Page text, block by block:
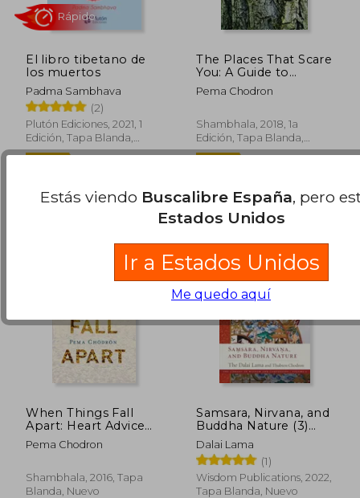
5% 27,00 € 5%
El libro tibetano de
los muertos
Padma Sambhava
(2)
Plutón Ediciones, 2021, 1
Edición, Tapa Blanda,
Nuevo
The Places That Scare
You: A Guide to
Fearlessness in
Difficult Times (en
Pema Chodron
Shambhala, 2018, 1a
Edición, Tapa Blanda,
Nuevo
When Things Fall
Apart: Heart Advice
for Difficult Times (en
Inglés)
Pema Chodron
Shambhala, 2016, Tapa
Blanda, Nuevo
Samsara, Nirvana, and
Buddha Nature (3)
(The Library of
Wisdom and
Compassion) (en
Inglés)
Dalai Lama
(1)
Wisdom Publications, 2022,
Tapa Blanda, Nuevo
Estás viendo Buscalibre España, pero
Estados Unidos
Ir a Estados Unidos
Me quedo aquí